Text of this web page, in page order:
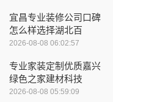
宜昌专业装修公司口碑
怎么样选择湖北百
2026-08-08 06:02:57
专业家装定制优质嘉兴
绿色之家建材科技
2026-08-08 05:59:09